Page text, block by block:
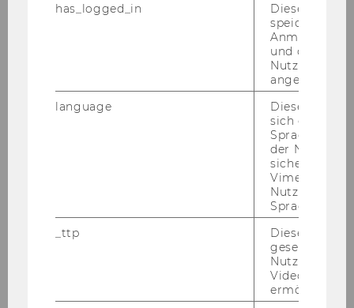
has_logged_in
Dieses Cookie
speichert
und ob sich
Nutzer*in
angemeldet
language
Dieses
sich die
der
Vimeo in der
Nutzer
Sprache
_ttp
Dieser
gesetzt, um
Nutzung des
Videoplayers
ermöglichen